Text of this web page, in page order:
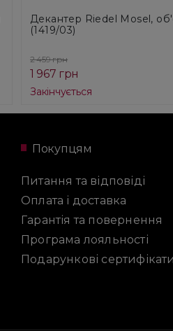
Декантер Riedel Mosel,
(1419/03)
2 459 грн
1 967 грн
Закінчується
Покупцям
Питання та відповіді
Оплата і доставка
Гарантія та повернення
Програма лояльності
Подарункові сертифікати